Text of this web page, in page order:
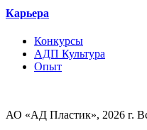
Карьера
Конкурсы
AДП Культура
Опыт
АО «АД Пластик», 2026 г.